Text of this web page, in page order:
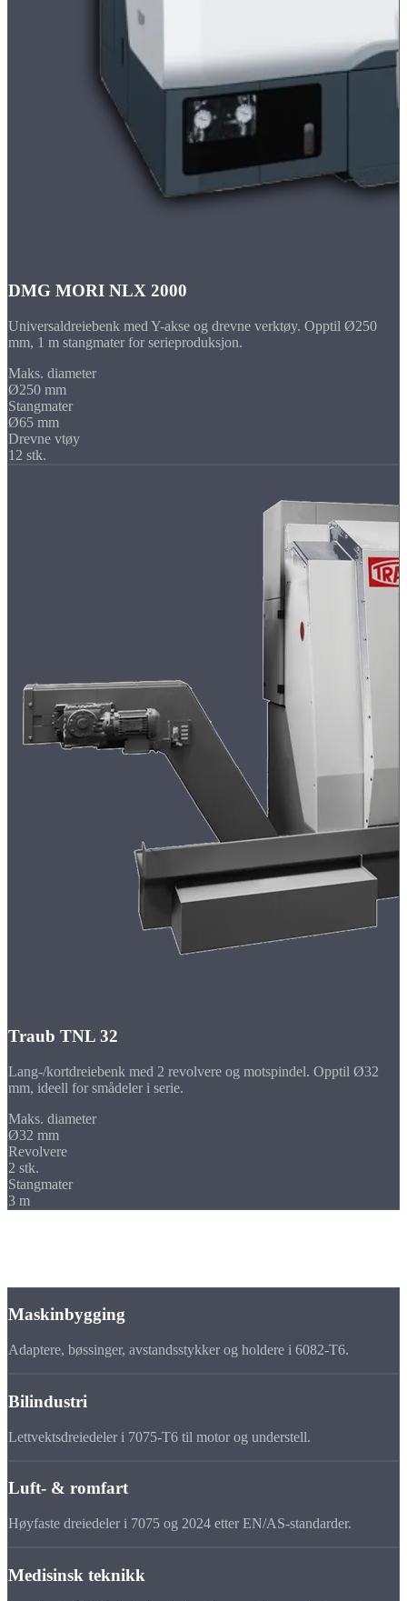
DMG MORI NLX 2000
Universaldreiebenk med Y-akse og drevne verktøy. Opptil Ø250
mm, 1 m stangmater for serieproduksjon.
Maks. diameter
Ø250 mm
Stangmater
Ø65 mm
Drevne vtøy
12 stk.
Traub TNL 32
Lang-/kortdreiebenk med 2 revolvere og motspindel. Opptil Ø32
mm, ideell for smådeler i serie.
Maks. diameter
Ø32 mm
Revolvere
2 stk.
Stangmater
3 m
Maskinbygging
Adaptere, bøssinger, avstandsstykker og holdere i 6082-T6.
Bilindustri
Lettvektsdreiedeler i 7075-T6 til motor og understell.
Luft- & romfart
Høyfaste dreiedeler i 7075 og 2024 etter EN/AS-standarder.
Medisinsk teknikk